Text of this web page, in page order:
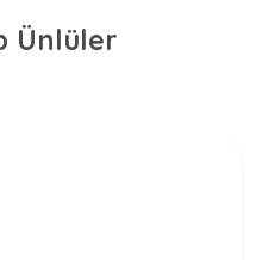
Ünlüler